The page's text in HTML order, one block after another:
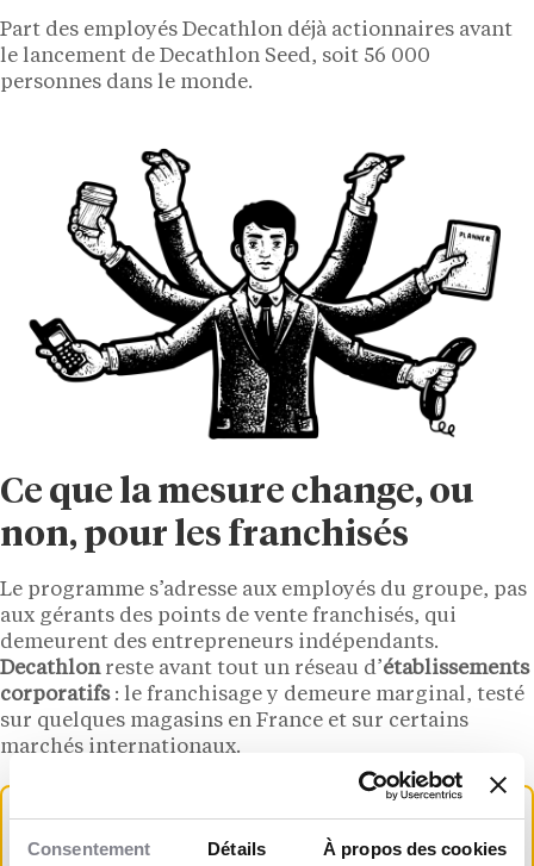
Consentement Détails À propos des cookies
Part des employés Decathlon déjà actionnaires avant
le lancement de Decathlon Seed, soit 56 000
personnes dans le monde.
Ce que la mesure change, ou
non, pour les franchisés
Le programme s’adresse aux employés du groupe, pas
aux gérants des points de vente franchisés, qui
demeurent des entrepreneurs indépendants.
Decathlonreste avant tout un réseau d’établissements
corporatifs: le franchisage y demeure marginal, testé
sur quelques magasins en France et sur certains
marchés internationaux.